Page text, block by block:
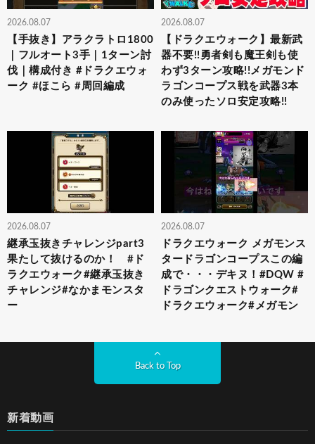
2026.08.07
【手抜き】アラクラトロ1800
｜フルオート3手｜1ターン討
伐｜構成付き #ドラクエウォ
ーク #ほこら #周回編成
2026.08.07
【ドラクエウォーク】最新武
器不要!!勇者剣も魔王剣も使
わず3ターン攻略!!メガモンド
ラゴンコープス戦を武器3本
のみ使ったソロ安定攻略!!
2026.08.07
継承玉抜きチャレンジpart3
果たして抜けるのか！ #ド
ラクエウォーク#継承玉抜き
チャレンジ#なかまモンスタ
ー
2026.08.07
ドラクエウォーク メガモンス
タードラゴンコープスこの編
成で・・・デキヌ！#DQW #
ドラゴンクエストウォーク#
ドラクエウォーク#メガモン
Back to Top
新着動画